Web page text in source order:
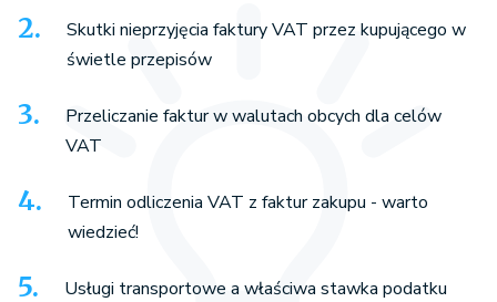
Skutki nieprzyjęcia faktury VAT przez kupującego w
świetle przepisów
Przeliczanie faktur w walutach obcych dla celów
VAT
Termin odliczenia VAT z faktur zakupu - warto
wiedzieć!
Usługi transportowe a właściwa stawka podatku